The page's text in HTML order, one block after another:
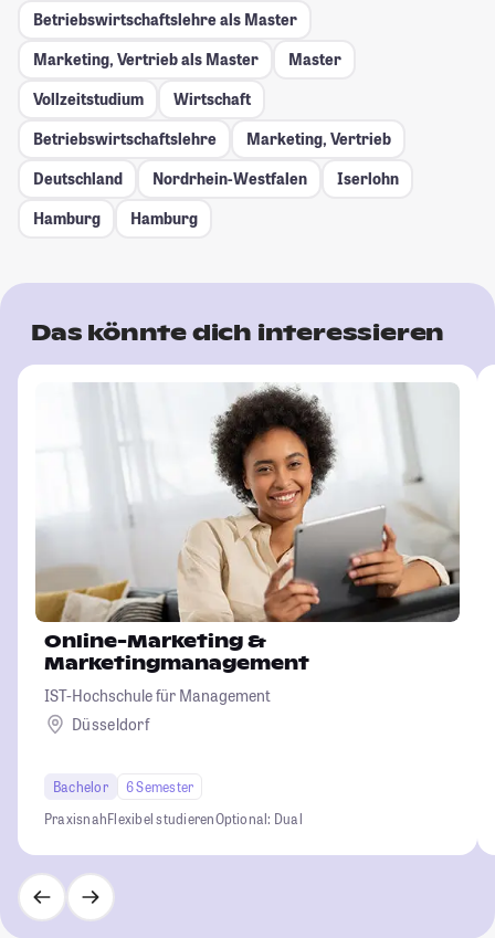
Betriebswirtschaftslehre als Master
Marketing, Vertrieb als Master
Master
Vollzeitstudium
Wirtschaft
Betriebswirtschaftslehre
Marketing, Vertrieb
Deutschland
Nordrhein-Westfalen
Iserlohn
Hamburg
Hamburg
Das könnte dich interessieren
Online-Marketing &
Marketingmanagement
IST-Hochschule für Management
Düsseldorf
Bachelor
6 Semester
PraxisnahFlexibel studierenOptional: Dual